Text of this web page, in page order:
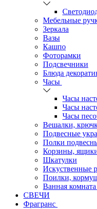
Мебельные
Зеркала
Вазы
Кашпо
Фоторамки
Подсвечники
Блюда
Часы
Часы
Часы
Часы
Вешалки,
Подвесные
Полки
Корзины,
Шкатулки
Искуственные
Поилки,
Ванная комната
СВЕЧИ
Фрагранс